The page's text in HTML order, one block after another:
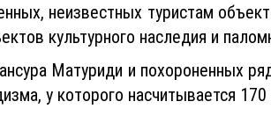
аэропортового обслуживания.
неизвестных туристам
культурного наследия и
Матуриди и похороненных